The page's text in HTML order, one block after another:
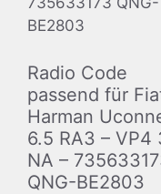
Radio Code
passend für
Harman
6.5 RA3 – VP4
NA –
QNG-BE2803